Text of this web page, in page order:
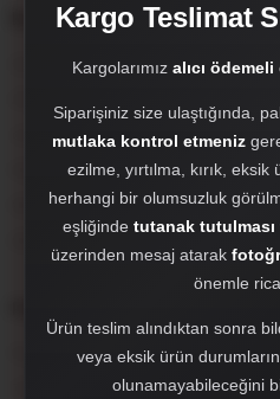
Kurumsal
Çırak Dizayn; oto aksesuar, body
crakdizayn@gmail.com
Hakkımızda
WhatsApp'tan Hızlı Destek Al
905527980412
Far, Stop ve Sisler
Tampon ve Tampon Setleri
Kargo Teslimat
Kargolarımız alıcı ödemeli
Siparişiniz size ulaştığında,
mutlaka kontrol etmeniz
ezilme, yırtılma, kırık,
herhangi bir olumsuzluk
eşliğinde tutanak tutulması
üzerinden mesaj atarak
önemle
Ürün teslim alındıktan sonra
veya eksik ürün
olunamayabileceğini